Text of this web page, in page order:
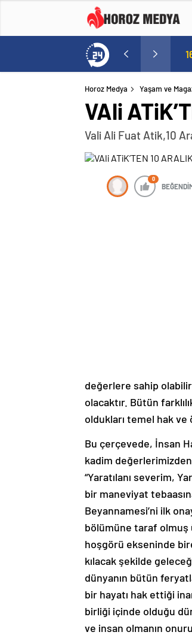
Horoz Medya Yaşam ve
VAli
Vali Ali Fuat Atik,10
0
değerlere sahip
olacaktır. Bütün
oldukları temel hak ve
Bu çerçevede, İnsan
kadim
“Yaratılanı severim,
bir maneviyat
Beyannamesi’ni ilk
bölümüne taraf olmuş
hoşgörü ekseninde
kılacak şekilde
dünyanın bütün
bir hayatı hak ettiği
birliği içinde olduğu
ve insan olmanın